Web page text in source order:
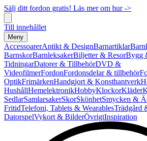
Sälj ditt fordon gratis! Läs mer om hur ->
Till innehållet
Meny
AccessoarerAntikt & DesignBarnartiklar
BarnskorBarnleksakerBiljetter & ResorBygg
TidningarDatorer & TillbehörDVD &
VideofilmerFordonFordonsdelar & tillbehör
OptikFrimärkenHandgjort & Konsthantverk
HushållHemelektronikHobbyKlockorKläder
SedlarSamlarsakerSkorSkönhetSmycken &
FritidTelefoni, Tablets & WearablesTrädgård
DatorspelVykort & BilderÖvrigtInspiration